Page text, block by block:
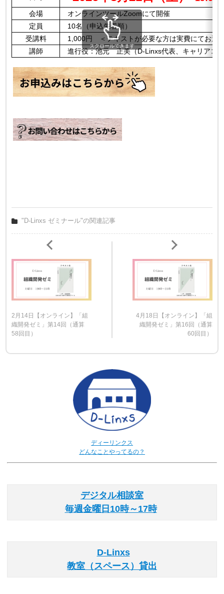
会場
オンラインツールZoomにて開催
定員
10名（申込先着順）
受講料
1,000円 ＜テキストが必要な方は実費にてお送
講師
進行役：池元 正美（D-Linxs代表、キャリアコ
スクロールできます
"D-Linxs ゼミナール"の関連記事
2月14日【オンライン】「組
織開発ゼミ」第14回（通算
58回目）
4月18日【オンライン】「組
織開発ゼミ」第16回（通算
60回目）
ディーリンクス
どんなことやってるの？
デジタル相談室
毎週金曜日10時～17時
D-Linxs
教室（スペース）貸出